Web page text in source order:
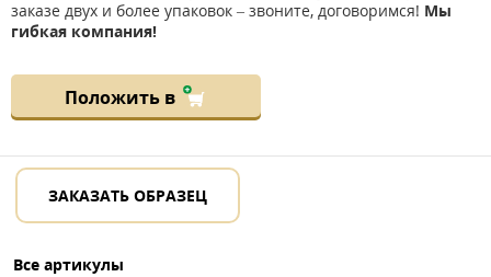
заказе двух и более упаковок – звоните, договоримся! Мы
гибкая компания!
Положить в
ЗАКАЗАТЬ ОБРАЗЕЦ
Все артикулы